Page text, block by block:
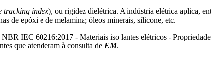
tracking index), ou rigidez dielétrica. A indústria elétrica aplica,
de epóxi e de melamina; óleos minerais, silicone, etc.
IEC 60216:2017 - Materiais iso­ lantes elétricos -
que atenderam à consulta de EM.